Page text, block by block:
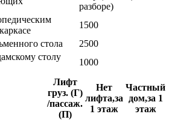
разборе)
1500
стола
2500
столу
1000
Лифт
груз. (Г)
/пассаж.
(П)
Нет
лифта,за
1 этаж
Частный
дом,за 1
этаж